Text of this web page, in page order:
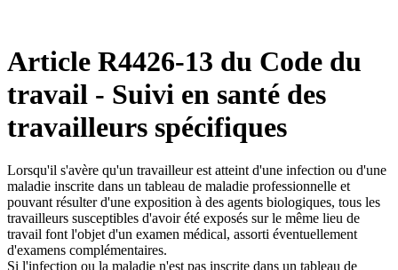
Article R4426-13 du Code du
travail - Suivi en santé des
travailleurs spécifiques
Lorsqu'il s'avère qu'un travailleur est atteint d'une infection ou d'une
maladie inscrite dans un tableau de maladie professionnelle et
pouvant résulter d'une exposition à des agents biologiques, tous les
travailleurs susceptibles d'avoir été exposés sur le même lieu de
travail font l'objet d'un examen médical, assorti éventuellement
d'examens complémentaires.
Si l'infection ou la maladie n'est pas inscrite dans un tableau de